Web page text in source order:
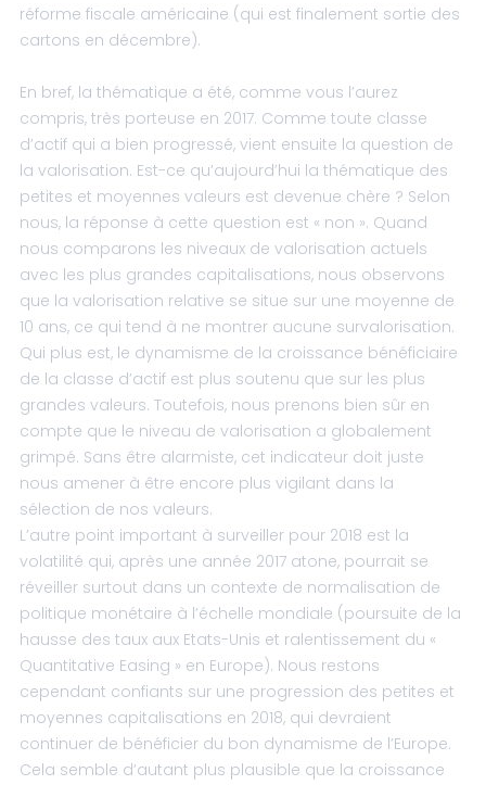
réforme fiscale américaine (qui est finalement sortie des
cartons en décembre).
En bref, la thématique a été, comme vous l’aurez
compris, très porteuse en 2017. Comme toute classe
d’actif qui a bien progressé, vient ensuite la question de
la valorisation. Est-ce qu’aujourd’hui la thématique des
petites et moyennes valeurs est devenue chère ? Selon
nous, la réponse à cette question est « non ». Quand
nous comparons les niveaux de valorisation actuels
avec les plus grandes capitalisations, nous observons
que la valorisation relative se situe sur une moyenne de
10 ans, ce qui tend à ne montrer aucune survalorisation.
Qui plus est, le dynamisme de la croissance bénéficiaire
de la classe d’actif est plus soutenu que sur les plus
grandes valeurs. Toutefois, nous prenons bien sûr en
compte que le niveau de valorisation a globalement
grimpé. Sans être alarmiste, cet indicateur doit juste
nous amener à être encore plus vigilant dans la
sélection de nos valeurs.
L’autre point important à surveiller pour 2018 est la
volatilité qui, après une année 2017 atone, pourrait se
réveiller surtout dans un contexte de normalisation de
politique monétaire à l’échelle mondiale (poursuite de la
hausse des taux aux Etats-Unis et ralentissement du «
Quantitative Easing » en Europe). Nous restons
cependant confiants sur une progression des petites et
moyennes capitalisations en 2018, qui devraient
continuer de bénéficier du bon dynamisme de l’Europe.
Cela semble d’autant plus plausible que la croissance